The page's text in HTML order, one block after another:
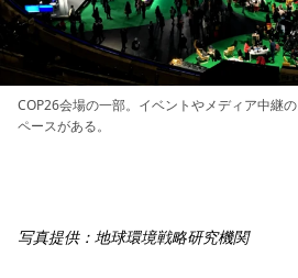
COP26会場の一部。イベントやメディア中継
ペースがある。
写真提供：地球環境戦略研究機関